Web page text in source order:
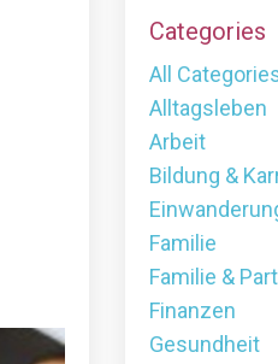
Categories
All
Alltagsleben
Arbeit
Bildung &
Familie
Familie &
Finanzen
Gesundheit